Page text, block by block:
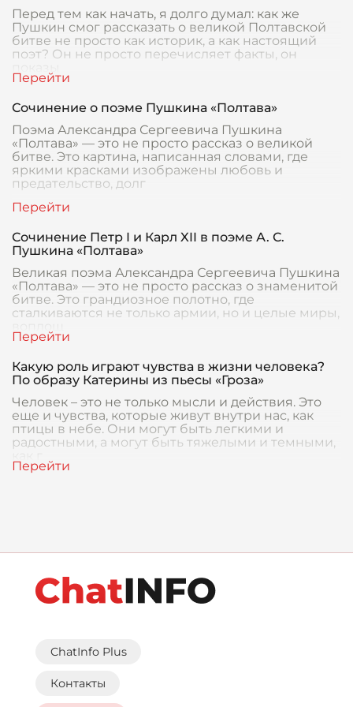
Перед тем как начать, я долго думал: как же
Пушкин смог рассказать о великой Полтавской
битве не просто как историк, а как настоящий
поэт? Он не просто перечисляет факты, он
Сочинение о поэме Пушкина «Полтава»
Поэма Александра Сергеевича Пушкина
«Полтава» — это не просто рассказ о великой
битве. Это картина, написанная словами, где
яркими красками изображены любовь и
предательство, долг
Сочинение Петр I и Карл XII в поэме А. С.
Пушкина «Полтава»
Великая поэма Александра Сергеевича Пушкина
«Полтава» — это не просто рассказ о знаменитой
битве. Это грандиозное полотно, где
сталкиваются не только армии, но и целые миры,
Какую роль играют чувства в жизни человека?
По образу Катерины из пьесы «Гроза»
Человек – это не только мысли и действия. Это
еще и чувства, которые живут внутри нас, как
птицы в небе. Они могут быть легкими и
радостными, а могут быть тяжелыми и темными,
ChatInfo Plus
Контакты